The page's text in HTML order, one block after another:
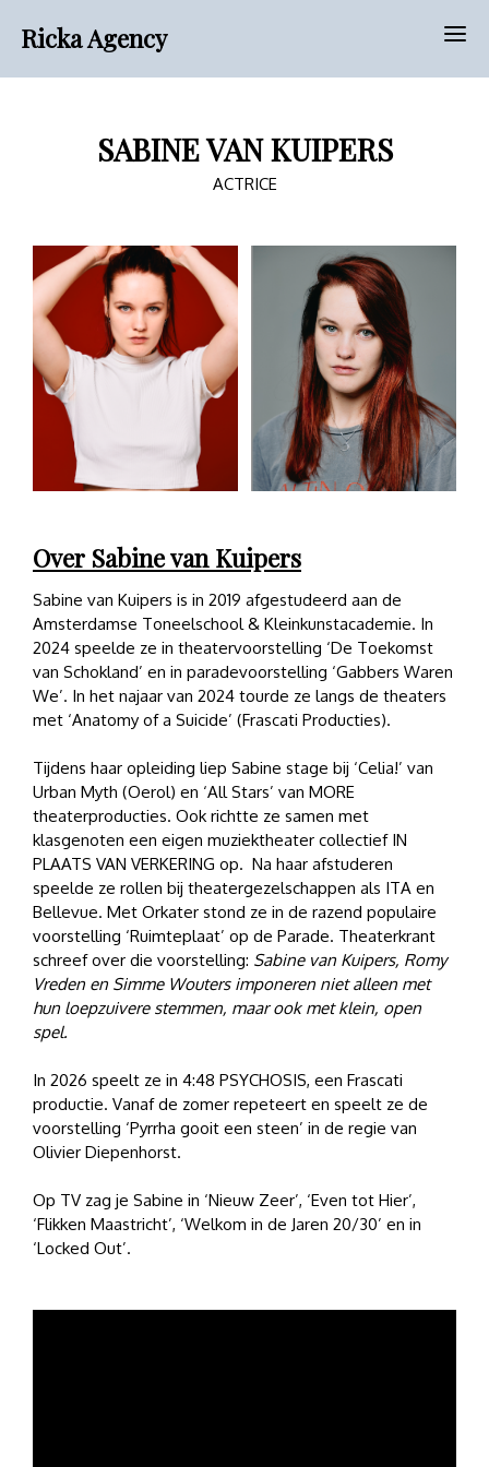
Ricka Agency
SABINE VAN KUIPERS
ACTRICE
Over Sabine van Kuipers
Sabine van Kuipers is in 2019 afgestudeerd aan de
Amsterdamse Toneelschool & Kleinkunstacademie. In
2024 speelde ze in theatervoorstelling ‘De Toekomst
van Schokland’ en in paradevoorstelling ‘Gabbers Waren
We’. In het najaar van 2024 tourde ze langs de theaters
met ‘Anatomy of a Suicide’ (Frascati Producties).
Tijdens haar opleiding liep Sabine stage bij ‘Celia!’ van
Urban Myth (Oerol) en ‘All Stars’ van MORE
theaterproducties. Ook richtte ze samen met
klasgenoten een eigen muziektheater collectief IN
PLAATS VAN VERKERING op. Na haar afstuderen
speelde ze rollen bij theatergezelschappen als ITA en
Bellevue. Met Orkater stond ze in de razend populaire
voorstelling ‘Ruimteplaat’ op de Parade. Theaterkrant
schreef over die voorstelling: Sabine van Kuipers, Romy
Vreden en Simme Wouters imponeren niet alleen met
hun loepzuivere stemmen, maar ook met klein, open
spel.
In 2026 speelt ze in 4:48 PSYCHOSIS, een Frascati
productie. Vanaf de zomer repeteert en speelt ze de
voorstelling ‘Pyrrha gooit een steen’ in de regie van
Olivier Diepenhorst.
Op TV zag je Sabine in ‘Nieuw Zeer’, ‘Even tot Hier’,
‘Flikken Maastricht’, ‘Welkom in de Jaren 20/30’ en in
‘Locked Out’.